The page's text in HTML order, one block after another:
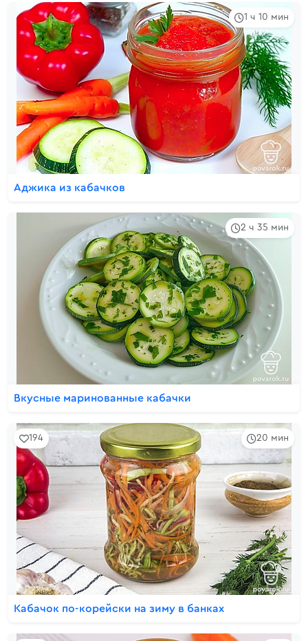
1 ч 10 мин
Аджика из кабачков
2 ч 35 мин
Вкусные маринованные кабачки
20 мин
194
Кабачок по-корейски на зиму в банках